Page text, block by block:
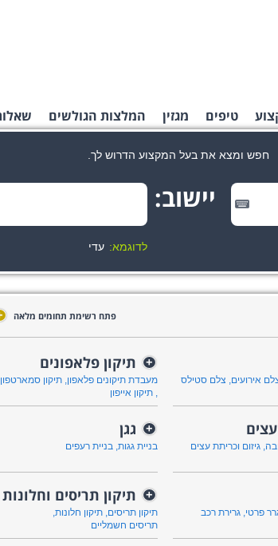
טיפים מגזין המלצות הגולשים
חפש ומצא את בעל המקצוע הדרוש לך.
יישוב:
לדוגמא: עדי
פתח רשימת תחומים מלאה
אירועים צלם סטילס
תיקון פלאפונים +
מעבדת תיקונים פלאפון ,תיקון סמארטפון
,תיקון אייפון
עצים
, גיזום וכריתת עצים
גגן +
בניית גגות בניית רעפים
פרטי גרירת רכב
תיקון תריסים וחלונות +
תיקון תריסים ,תיקון חלונות
תריסים חשמליים